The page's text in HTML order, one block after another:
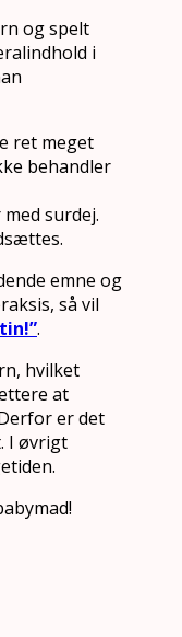
og spelt
i
ret meget
behandler
surdej.
emne og
så vil
.
hvilket
at
er det
I øvrigt